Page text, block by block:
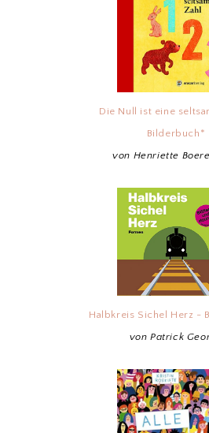
Die Null ist eine
Bilderbuch*
von Henriette
Halbkreis Sichel Herz -
von Patrick